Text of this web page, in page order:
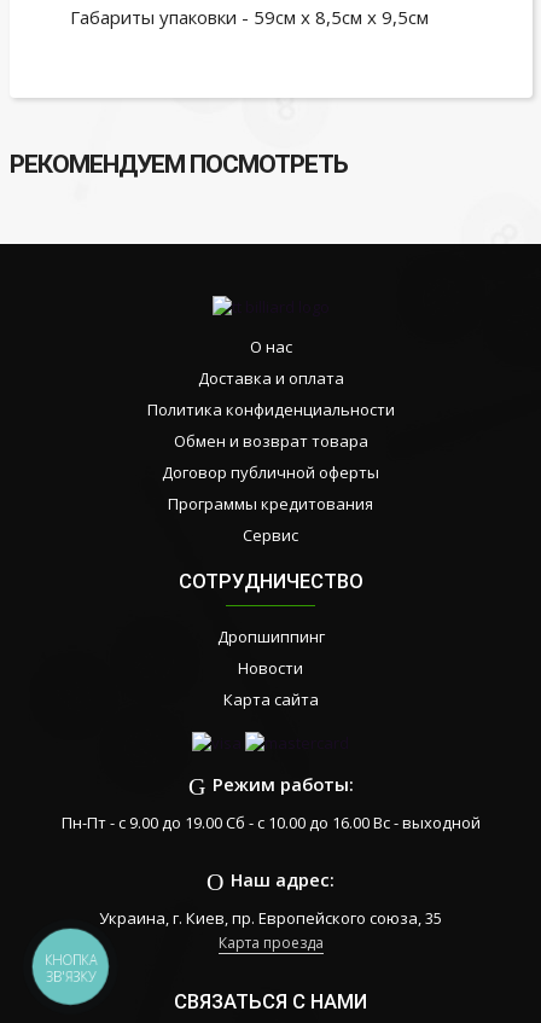
Габариты упаковки - 59см х 8,5см х 9,5см
РЕКОМЕНДУЕМ ПОСМОТРЕТЬ
О нас
Доставка и оплата
Политика конфиденциальности
Обмен и возврат товара
Договор публичной оферты
Программы кредитования
Сервис
СОТРУДНИЧЕСТВО
Дропшиппинг
Новости
Карта сайта
Режим работы:
Пн-Пт - с 9.00 до 19.00 Сб - с 10.00 до 16.00 Вс - выходной
Наш адрес:
Украина, г. Киев, пр. Европейского союза, 35
Карта проезда
СВЯЗАТЬСЯ С НАМИ
КНОПКА
ЗВ'ЯЗКУ